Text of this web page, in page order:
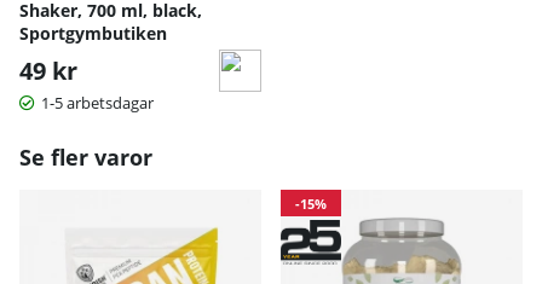
Shaker, 700 ml, black,
Sportgymbutiken
49 kr
1-5 arbetsdagar
Se fler varor
-15%